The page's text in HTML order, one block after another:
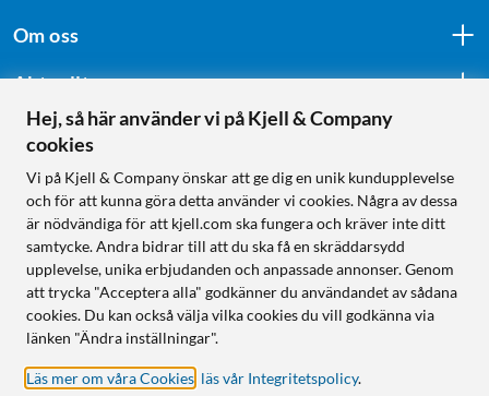
Om oss
Aktuellt
Följ oss
Handla från:
Sverige
Norge
Hej, så här använder vi på Kjell & Company
cookies
Vi på Kjell & Company önskar att ge dig en unik kundupplevelse
och för att kunna göra detta använder vi cookies. Några av dessa
är nödvändiga för att kjell.com ska fungera och kräver inte ditt
samtycke. Andra bidrar till att du ska få en skräddarsydd
upplevelse, unika erbjudanden och anpassade annonser. Genom
att trycka "Acceptera alla" godkänner du användandet av sådana
cookies. Du kan också välja vilka cookies du vill godkänna via
länken "Ändra inställningar".
Läs mer om våra Cookies läs vår Integritetspolicy.